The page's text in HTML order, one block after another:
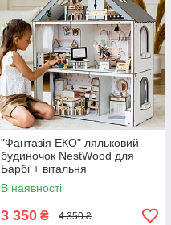
"Фантазія ЕКО" ляльковий
будиночок NestWood для
Барбі + вітальня
В наявності
3 350 ₴ 4 350 ₴